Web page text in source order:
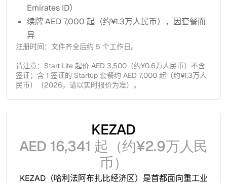
Emirates ID）
续牌 AED 7,000 起（约¥1.3万人民币），因套餐而
异
注册时间：文件齐全后约 5 个工作日。
请注意：Start Lite 起价 AED 3,500（约¥0.6万人民币）不含
签证；含 1 签证的 Startup 套餐约 AED 7,000 起（约¥1.3万人
民币）（2026，请以实时报价为准）。
KEZAD
AED 16,341 起（约¥2.9万人民
币）
KEZAD（哈利法阿布扎比经济区）是首都面向重工业